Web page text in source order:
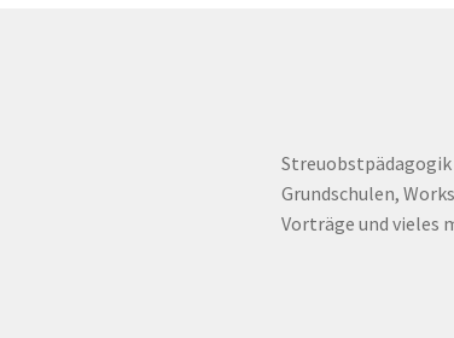
Streuobstpädagogik
Grundschulen,
Vorträge und vieles